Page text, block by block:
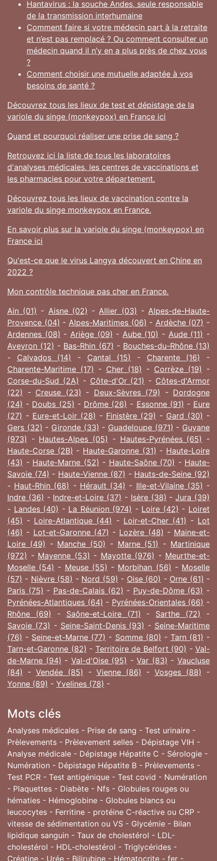
Hantavirus : la souche Andes, seule responsable
de la transmission interhumaine
Comment faire si votre médecin part à la retraite
et n’est pas remplacé ? Ou comment consulter un
médecin quand il n’y en a plus près de chez vous
?
Comment choisir une mutuelle adaptée à vos
besoins de santé ?
Découvrez tous les lieux de test et dépistage de la
variole du singe (monkeypox) en France ici
Quand et pourquoi réaliser une prise de sang ?
Retrouvez ici la liste de tous les laboratoires
d'analyses médicales, les centres de vaccinations et
les pharmacies pour votre département.
Découvrez tous les lieux de vaccination contre la
variole du singe monkeypox en France.
En savoir plus sur la variole du singe (monkeypox) en
France ici
Qu'est-ce que le virus Langya découvert en Chine en
2022 ?
Mon contrôle technique pas cher en France.
Ain (01) - Aisne (02) -Allier (03) -Alpes-de-Haute-
Provence (04) - Alpes-Maritimes (06) - Ardèche (07) -
Ardennes (08) - Ariège (09) - Aube (10) - Aude (11) -
Aveyron (12) - Bas-Rhin (67) - Bouches-du-Rhône (13)
- Calvados (14) - Cantal (15) - Charente (16)
-
Charente-Maritime (17) - Cher (18) - Corrèze (19) -
Corse-du-Sud (2A) - Côte-d'Or (21) - Côtes-d'Armor
(22) - Creuse (23) - Deux-Sèvres (79) - Dordogne
(24) - Doubs (25) - Drôme (26) - Essonne (91) - Eure
(27) - Eure-et-Loir (28) - Finistère (29) - Gard (30) -
Gers (32) - Gironde (33) - Guadeloupe (971) - Guyane
(973) - Hautes-Alpes (05) - Hautes-Pyrénées (65) -
Haute-Corse (2B) - Haute-Garonne (31) - Haute-Loire
(43) - Haute-Marne (52) - Haute-Saône (70) - Haute-
Savoie (74) - Haute-Vienne (87) - Hauts-de-Seine (92)
- Haut-Rhin (68) - Hérault (34) - Ille-et-Vilaine (35) -
Indre (36) - Indre-et-Loire (37) - Isère (38) -Jura (39)
- Landes (40) - La Réunion (974) - Loire (42) - Loiret
(45) - Loire-Atlantique (44) - Loir-et-Cher (41) - Lot
(46) - Lot-et-Garonne (47) - Lozère (48) - Maine-et-
Loire (49) - Manche (50) - Marne (51) - Martinique
(972) - Mayenne (53) - Mayotte (976) - Meurthe-et-
Moselle (54) - Meuse (55) - Morbihan (56) - Moselle
(57) - Nièvre (58) - Nord (59) - Oise (60) - Orne (61) -
Paris (75) - Pas-de-Calais (62) - Puy-de-Dôme (63) -
Pyrénées-Atlantiques (64) - Pyrénées-Orientales (66) -
Rhône (69) - Saône-et-Loire (71) - Sarthe (72)
-
Savoie (73) - Seine-Saint-Denis (93) - Seine-Maritime
(76) - Seine-et-Marne (77) - Somme (80) - Tarn (81) -
Tarn-et-Garonne (82) - Territoire de Belfort (90) - Val-
de-Marne (94) - Val-d'Oise (95) -Var (83) -Vaucluse
(84) - Vendée (85) - Vienne (86) - Vosges (88) -
Yonne (89) - Yvelines (78) -
Mots clés
Analyses médicales - Prise de sang - Test urinaire -
Prèlevements - Prèlevement selles - Dépistage VIH -
Analyse médicale - Dépistage Hépatite C - Sérologie -
Numération - Dépistage Hépatite B - Prèlevements -
Test PCR - Test antigénique - Test covid - Numération
- Plaquettes - Diabète - Nfs - Globules rouges ou
hématies - Hémoglobine - Globules blancs ou
leucocytes - Ferritine - protéine C-réactive ou CRP -
vitesse de sédimentation ou VS - Glycémie - Bilan
lipidique sanguin - Taux de cholestérol - LDL-
cholestérol - HDL-cholestérol - Triglycérides -
Créatine - Urée - Bilirubine - Hématocrite - fer -